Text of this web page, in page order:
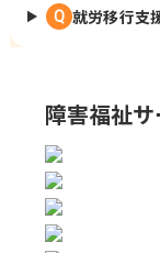
Q 就労移行支
障害福祉